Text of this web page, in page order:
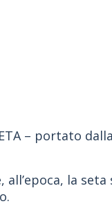
– portato
all’epoca, la